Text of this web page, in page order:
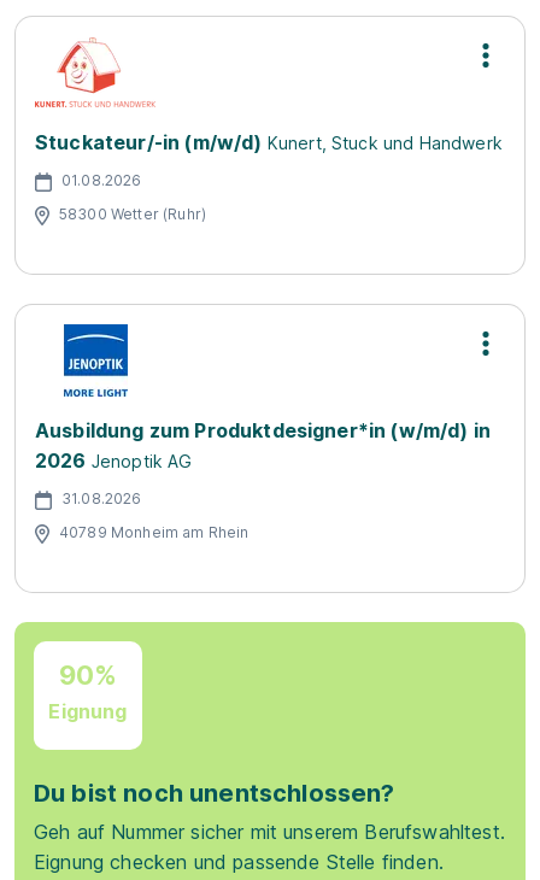
Stuckateur/-in (m/w/d) Kunert, Stuck und Handwerk
01.08.2026
58300 Wetter (Ruhr)
Ausbildung zum Produktdesigner*in (w/m/d) in
2026 Jenoptik AG
31.08.2026
40789 Monheim am Rhein
90%
Eignung
Du bist noch unentschlossen?
Geh auf Nummer sicher mit unserem Berufswahltest.
Eignung checken und passende Stelle finden.